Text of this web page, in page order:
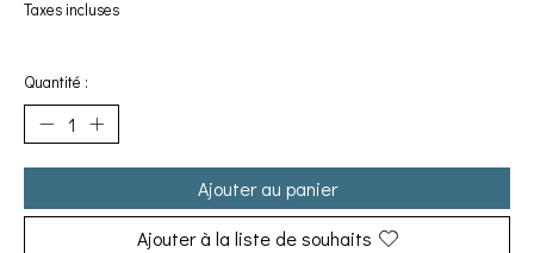
Taxes incluses
Quantité :
Ajouter au panier
Ajouter à la liste de souhaits